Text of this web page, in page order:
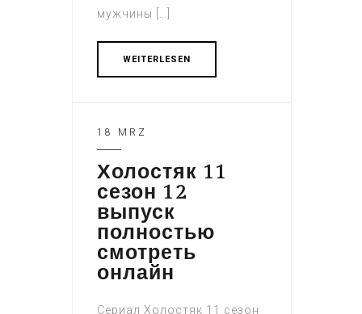
мужчины […]
WEITERLESEN
18 MRZ
Холостяк 11
сезон 12
выпуск
полностью
смотреть
онлайн
Сериал Холостяк 11 сезон